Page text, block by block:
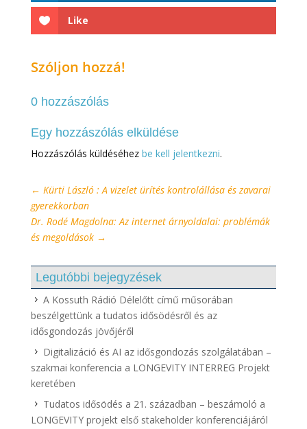
Like
Szóljon hozzá!
0 hozzászólás
Egy hozzászólás elküldése
Hozzászólás küldéséhez be kell jelentkezni.
← Kürti László : A vizelet ürítés kontrolállása és zavarai
gyerekkorban
Dr. Rodé Magdolna: Az internet árnyoldalai: problémák
és megoldások→
Legutóbbi bejegyzések
A Kossuth Rádió Délelőtt című műsorában
beszélgettünk a tudatos idősödésről és az
idősgondozás jövőjéről
Digitalizáció és AI az idősgondozás szolgálatában –
szakmai konferencia a LONGEVITY INTERREG Projekt
keretében
Tudatos idősödés a 21. században – beszámoló a
LONGEVITY projekt első stakeholder konferenciájáról